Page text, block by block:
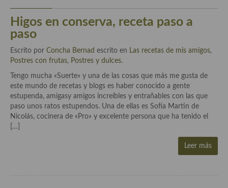
Sales y polvos
Adobos
Aperitivos
Bebidas
Bocadillos, hamburguesas, sándwich, emparedados, tostas y
Higos en conserva, receta paso a
paso
Escrito por Concha Bernad escrito en Las recetas de mis amigos,
Postres con frutas, Postres y dulces.
Tengo mucha «Suerte» y una de las cosas que más me gusta de
este mundo de recetas y blogs es haber conocido a gente
estupenda, amigasy amigos increíbles y entrañables con las que
paso unos ratos estupendos. Una de ellas es Sofía Martin de
Nicolás, cocinera de «Pro» y excelente persona que ha tenido el
[…]
Leer más